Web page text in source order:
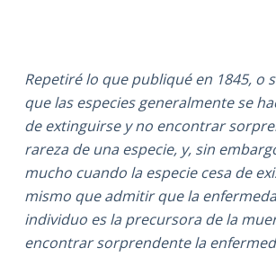
Repetiré lo que publiqué en 1845, o
que las especies generalmente se
de extinguirse y no encontrar
rareza de una especie, y, sin
mucho cuando la especie cesa de
mismo que admitir que la
individuo es la precursora de la
encontrar sorprendente la